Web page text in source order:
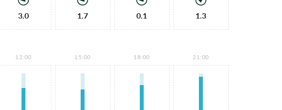
3.0 1.7 0.1 1.3
12:00 15:00 18:00 21:00